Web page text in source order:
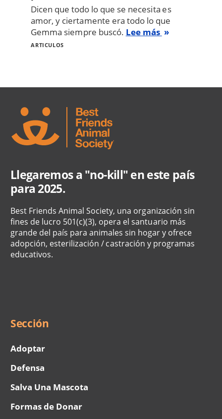
Dicen que todo lo que se necesita es
amor, y ciertamente era todo lo que
Gemma siempre buscó. Lee más
ARTICULOS
Llegaremos a "no-kill" en este país
para 2025.
Best Friends Animal Society, una organización sin
fines de lucro 501(c)(3), opera el santuario más
grande del país para animales sin hogar y ofrece
adopción, esterilización / castración y programas
educativos.
Menu
Sección
Adoptar
Defensa
Salva Una Mascota
Formas de Donar